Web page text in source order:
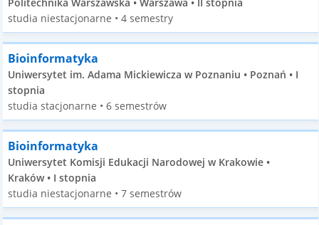
studia niestacjonarne • 4 semestry
Bioinformatyka
Uniwersytet im. Adama Mickiewicza w Poznaniu • Poznań • I
stopnia
studia stacjonarne • 6 semestrów
Bioinformatyka
Uniwersytet Komisji Edukacji Narodowej w Krakowie •
Kraków • I stopnia
studia niestacjonarne • 7 semestrów